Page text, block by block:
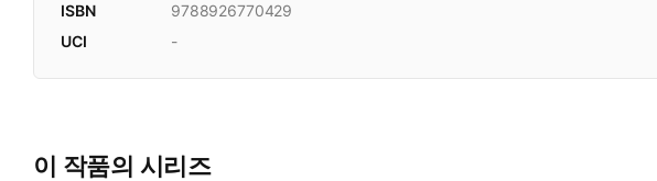
ISBN
9788926770429
UCI
-
이 작품의 시리즈